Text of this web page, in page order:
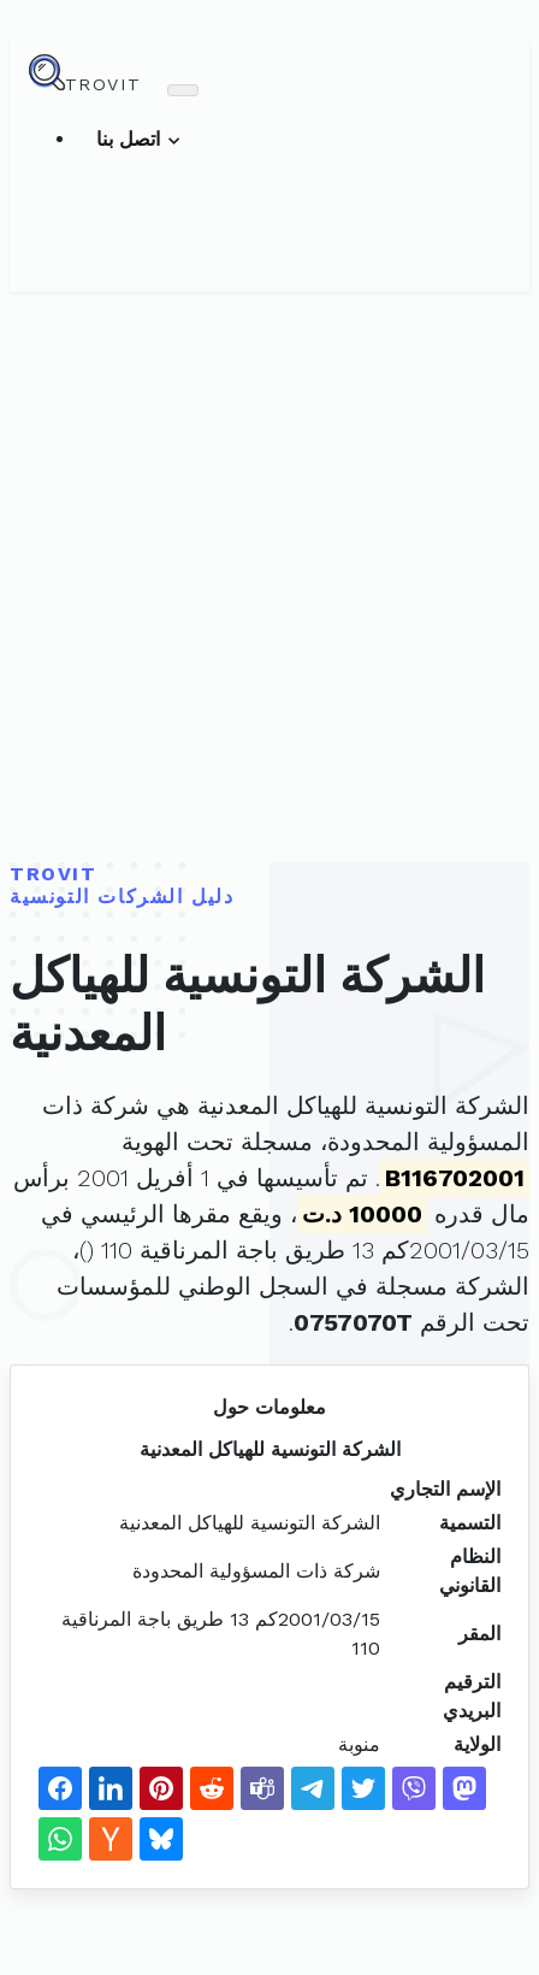
TROVIT
TROVIT
دليل الشركات التونسية
الشركة التونسية للهياكل
المعدنية
الشركة التونسية للهياكل المعدنية هي شركة ذات
المسؤولية المحدودة، مسجلة تحت الهوية
B116702001
. تم تأسيسها في 1 أفريل 2001 برأس
مال قدره 10000 د.ت
، ويقع مقرها الرئيسي في
2001/03/15كم 13 طريق باجة المرناقية 110 (
)،
الشركة مسجلة في السجل الوطني للمؤسسات
تحت الرقم 0757070T
.
معلومات حول
الشركة التونسية للهياكل المعدنية
الإسم التجاري
التسمية
الشركة التونسية للهياكل المعدنية
النظام
القانوني
شركة ذات المسؤولية المحدودة
المقر
2001/03/15كم 13 طريق باجة المرناقية
110
الترقيم
البريدي
الولاية
منوبة